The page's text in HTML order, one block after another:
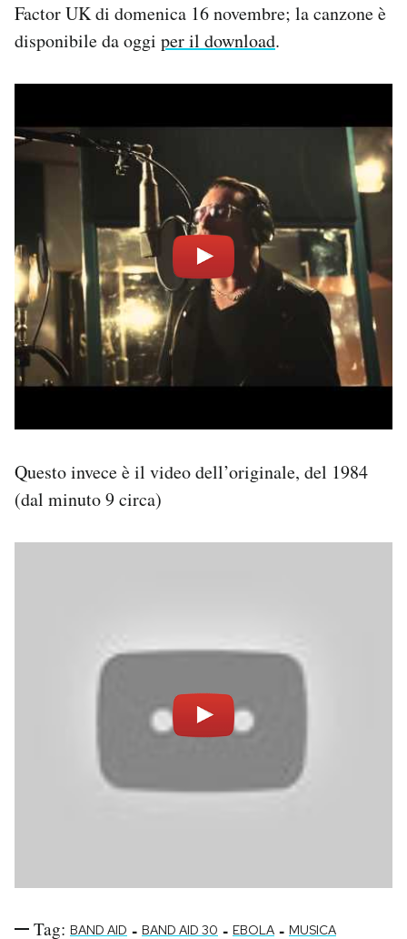
Factor UK di domenica 16 novembre; la canzone è
disponibile da oggi per il download.
Questo invece è il video dell’originale, del 1984
(dal minuto 9 circa)
Tag: BAND AID - BAND AID 30 - EBOLA - MUSICA